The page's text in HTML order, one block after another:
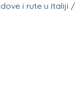
i rute u Italiji